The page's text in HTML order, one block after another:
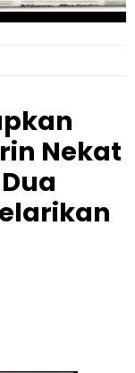
Nekat